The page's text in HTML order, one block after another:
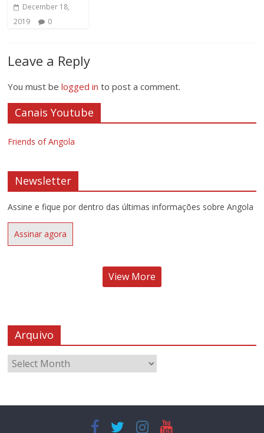
December 18,
2019
0
Leave a Reply
You must belogged in to post a comment.
Canais Youtube
Friends of Angola
Newsletter
Assine e fique por dentro das últimas informações sobre Angola
Assinar agora
View More
Arquivo